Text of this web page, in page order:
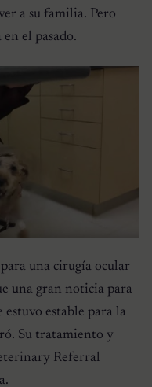
a su familia. Pero
en el pasado.
una cirugía ocular
una gran noticia para
estuvo estable para la
Su tratamiento y
Referral